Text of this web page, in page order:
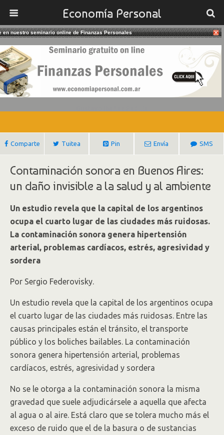
Economía Personal
25/03/2019
La Amenaza De La Contaminación
Sonora
Comparte Tuitea Pin Envía SMS
Contaminación sonora en Buenos Aires:
un daño invisible a la salud y al ambiente
Un estudio revela que la capital de los argentinos
ocupa el cuarto lugar de las ciudades más ruidosas.
La contaminación sonora genera hipertensión
arterial, problemas cardíacos, estrés, agresividad y
sordera
Por Sergio Federovisky.
Un estudio revela que la capital de los argentinos ocupa
el cuarto lugar de las ciudades más ruidosas. Entre las
causas principales están el tránsito, el transporte
público y los boliches bailables. La contaminación
sonora genera hipertensión arterial, problemas
cardíacos, estrés, agresividad y sordera
No se le otorga a la contaminación sonora la misma
gravedad que suele adjudicársele a aquella que afecta
al agua o al aire. Está claro que se tolera mucho más el
exceso de ruido que el de la basura o de sustancias
en nuestro seminario online de Finanzas Personales